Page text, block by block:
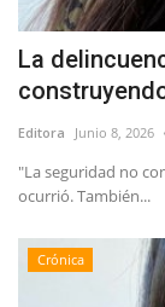
La
Editora Junio 8, 2026
"La seguridad no
ocurrió. También...
Crónica